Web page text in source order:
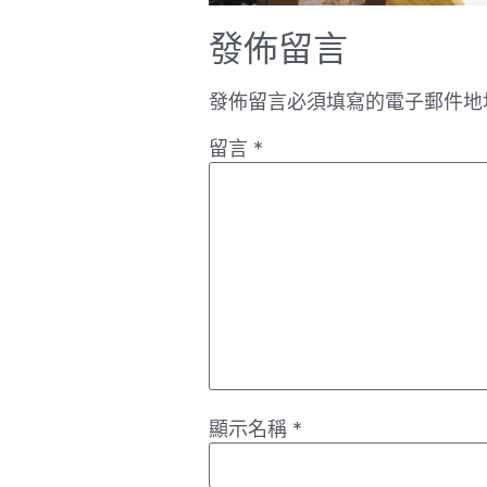
發佈留言
發佈留言必須填寫的電子郵件
留言 *
顯示名稱 *